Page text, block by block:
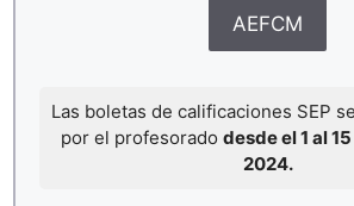
AEFCM
Las boletas de calificaciones SEP
por el profesorado desde el 1 al
2024.